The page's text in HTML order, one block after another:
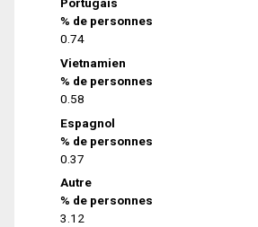
% de personnes
0.74
Vietnamien
% de personnes
0.58
Espagnol
% de personnes
0.37
Autre
% de personnes
3.12